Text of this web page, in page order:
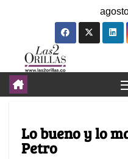
Lo bueno y lo
Petro